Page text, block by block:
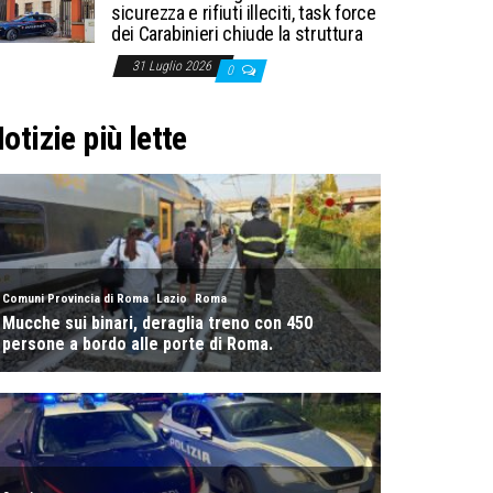
sicurezza e rifiuti illeciti, task force
dei Carabinieri chiude la struttura
31 Luglio 2026 0
più lette